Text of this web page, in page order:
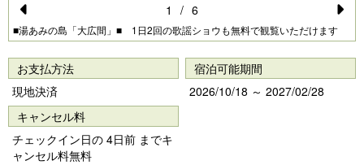
Pr
e
vi
o
u
s
■湯あみの島「大広間」■ 1日2回の歌謡ショウも無料で観覧いただけます
N
e
xt
1 / 6
お支払方法
現地決済
宿泊可能期間
2026/10/18 ～ 2027/02/28
キャンセル料
チェックイン日の 4日前 までキ
ャンセル料無料